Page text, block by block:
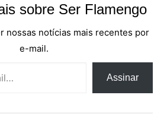
sobre Ser Flamengo
nossas notícias mais recentes por
e-mail.
Assinar